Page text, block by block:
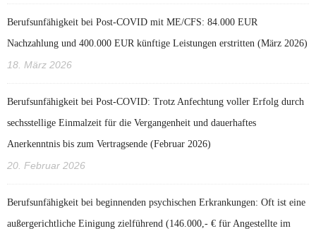
Berufsunfähigkeit bei Post-COVID mit ME/CFS: 84.000 EUR
Nachzahlung und 400.000 EUR künftige Leistungen erstritten (März 2026)
18. März 2026
Berufsunfähigkeit bei Post‑COVID: Trotz Anfechtung voller Erfolg durch
sechsstellige Einmalzeit für die Vergangenheit und dauerhaftes
Anerkenntnis bis zum Vertragsende (Februar 2026)
20. Februar 2026
Berufsunfähigkeit bei beginnenden psychischen Erkrankungen: Oft ist eine
außergerichtliche Einigung zielführend (146.000,- € für Angestellte im